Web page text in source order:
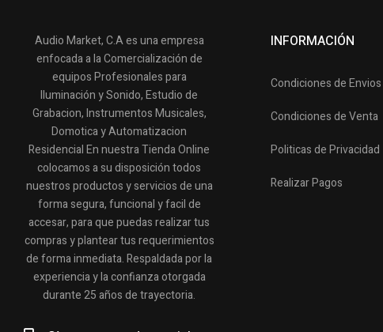
Audio Market, C.A es una empresa
enfocada a la Comercialización de
equipos Profesionales para
Iluminación y Sonido, Estudio de
Grabacion, Instrumentos Musicales,
Domotica y Automatizacion
Residencial En nuestra Tienda Online
colocamos a su disposición todos
nuestros productos y servicios de una
forma segura, funcional y facil de
accesar, para que puedas realizar tus
compras y plantear tus requerimientos
de forma inmediata. Respaldada por la
experiencia y la confianza otorgada
durante 25 años de trayectoria.
INFORMACIÓN
Condiciones de Envios
Condiciones de Venta
Politicas de Privacidad
Realizar Pagos